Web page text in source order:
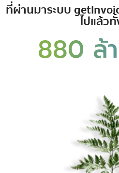
ที่ผ่านมาระบบ
ไปแล้ว
880 ล้